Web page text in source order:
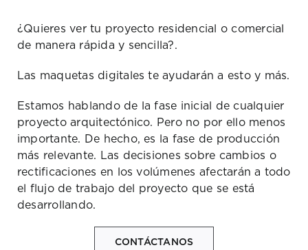
¿Quieres ver tu proyecto residencial o comercial
de manera rápida y sencilla?.
Las maquetas digitales te ayudarán a esto y más.
Estamos hablando de la fase inicial de cualquier
proyecto arquitectónico. Pero no por ello menos
importante. De hecho, es la fase de producción
más relevante. Las decisiones sobre cambios o
rectificaciones en los volúmenes afectarán a todo
el flujo de trabajo del proyecto que se está
desarrollando.
CONTÁCTANOS